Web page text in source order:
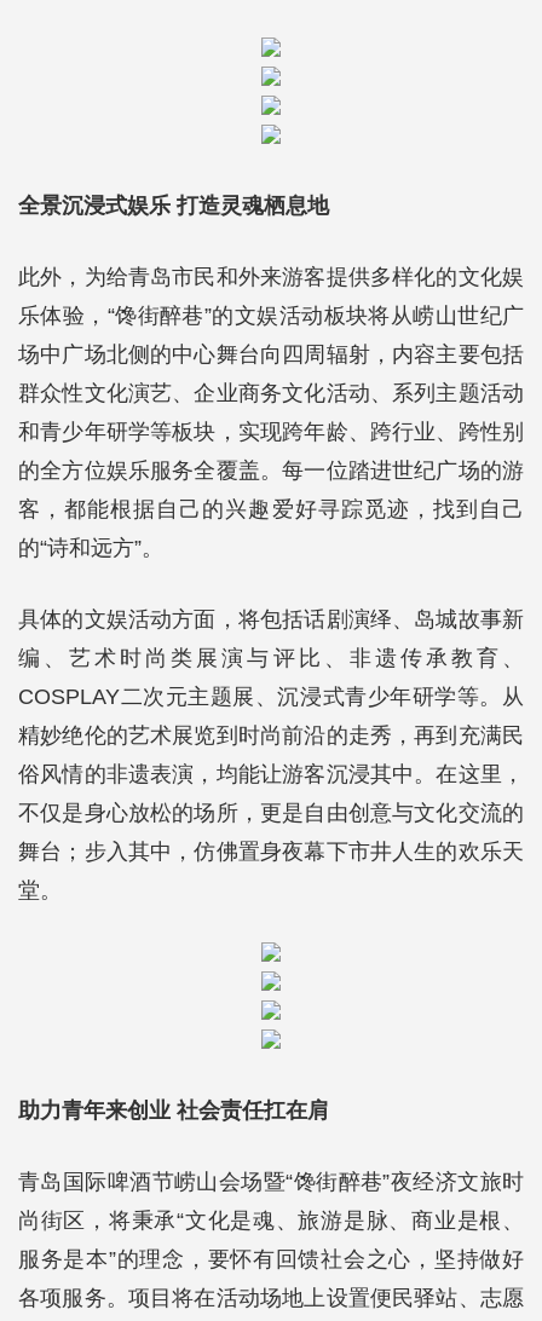
全景沉浸式娱乐 打造灵魂栖息地
此外，为给青岛市民和外来游客提供多样化的文化娱
乐体验，“馋街醉巷”的文娱活动板块将从崂山世纪广
场中广场北侧的中心舞台向四周辐射，内容主要包括
群众性文化演艺、企业商务文化活动、系列主题活动
和青少年研学等板块，实现跨年龄、跨行业、跨性别
的全方位娱乐服务全覆盖。每一位踏进世纪广场的游
客，都能根据自己的兴趣爱好寻踪觅迹，找到自己
的“诗和远方”。
具体的文娱活动方面，将包括话剧演绎、岛城故事新
编、艺术时尚类展演与评比、非遗传承教育、
COSPLAY二次元主题展、沉浸式青少年研学等。从
精妙绝伦的艺术展览到时尚前沿的走秀，再到充满民
俗风情的非遗表演，均能让游客沉浸其中。在这里，
不仅是身心放松的场所，更是自由创意与文化交流的
舞台；步入其中，仿佛置身夜幕下市井人生的欢乐天
堂。
助力青年来创业 社会责任扛在肩
青岛国际啤酒节崂山会场暨“馋街醉巷”夜经济文旅时
尚街区，将秉承“文化是魂、旅游是脉、商业是根、
服务是本”的理念，要怀有回馈社会之心，坚持做好
各项服务。项目将在活动场地上设置便民驿站、志愿